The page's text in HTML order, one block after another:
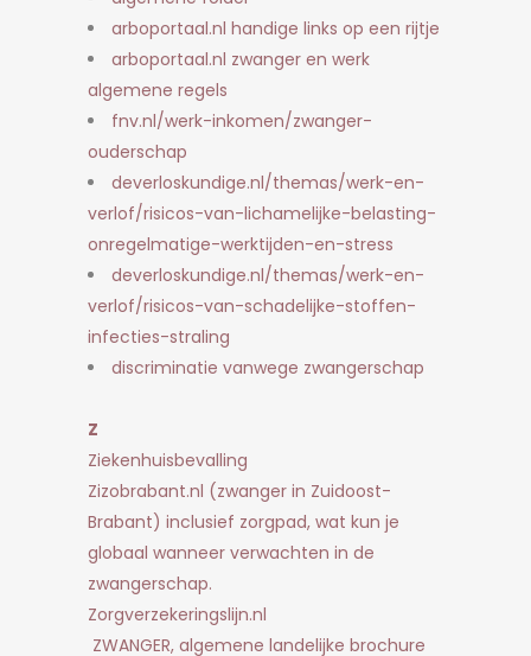
arboportaal.nl handige links op een rijtje
arboportaal.nl zwanger en werk
algemene regels
fnv.nl/werk-inkomen/zwanger-
ouderschap
deverloskundige.nl/themas/werk-en-
verlof/risicos-van-lichamelijke-belasting-
onregelmatige-werktijden-en-stress
deverloskundige.nl/themas/werk-en-
verlof/risicos-van-schadelijke-stoffen-
infecties-straling
discriminatie vanwege zwangerschap
Z
Ziekenhuisbevalling
Zizobrabant.nl (zwanger in Zuidoost-
Brabant) inclusief zorgpad, wat kun je
globaal wanneer verwachten in de
zwangerschap.
Zorgverzekeringslijn.nl
ZWANGER, algemene landelijke brochure